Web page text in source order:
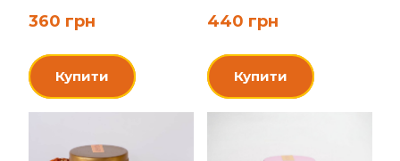
360 грн
Купити
440 грн
Купити